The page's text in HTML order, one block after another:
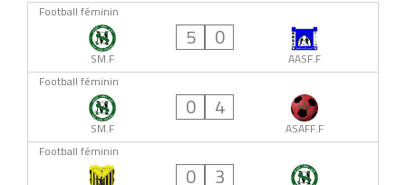
Football féminin
SM.F
5 0
AASF.F
Football féminin
SM.F
0 4
ASAFF.F
Football féminin
0 3